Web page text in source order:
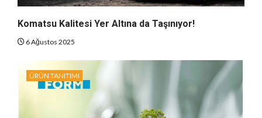
Komatsu Kalitesi Yer Altına da Taşınıyor!
6 Ağustos 2025
ÜRÜN TANITIMI